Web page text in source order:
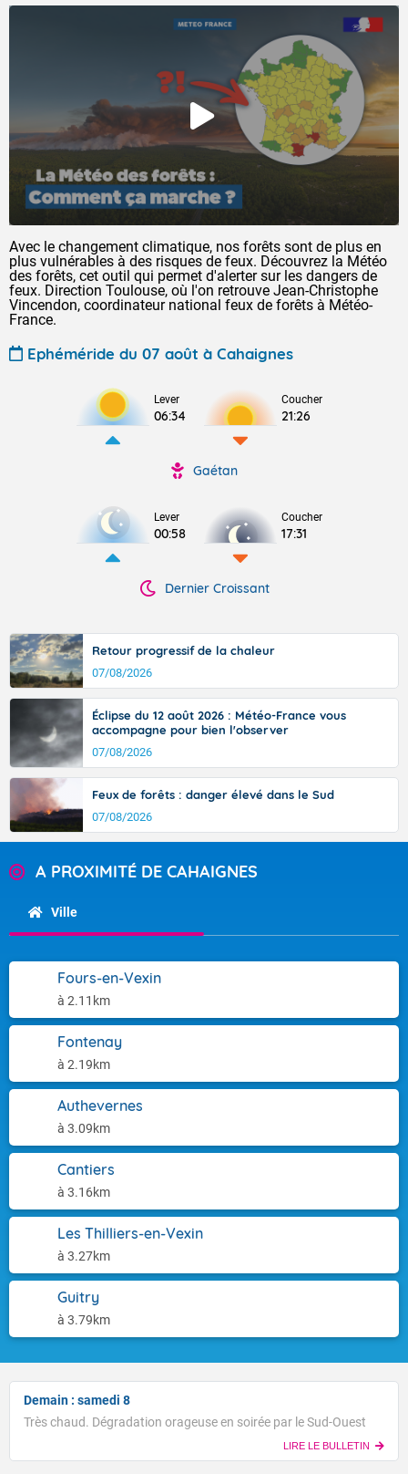
Avec le changement climatique, nos forêts sont de plus en
plus vulnérables à des risques de feux. Découvrez la Météo
des forêts, cet outil qui permet d'alerter sur les dangers de
feux. Direction Toulouse, où l'on retrouve Jean-Christophe
Vincendon, coordinateur national feux de forêts à Météo-
France.
Ephéméride du 07 août à Cahaignes
Lever
06:34
Coucher
21:26
Gaétan
Lever
00:58
Coucher
17:31
Dernier Croissant
Retour progressif de la chaleur
07/08/2026
Éclipse du 12 août 2026 : Météo-France vous
accompagne pour bien l'observer
07/08/2026
Feux de forêts : danger élevé dans le Sud
07/08/2026
A PROXIMITÉ DE CAHAIGNES
Ville
Fours-en-Vexin
à 2.11km
Fontenay
à 2.19km
Authevernes
à 3.09km
Cantiers
à 3.16km
Les Thilliers-en-Vexin
à 3.27km
Guitry
à 3.79km
Demain : samedi 8
Très chaud. Dégradation orageuse en soirée par le Sud-Ouest
LIRE LE BULLETIN